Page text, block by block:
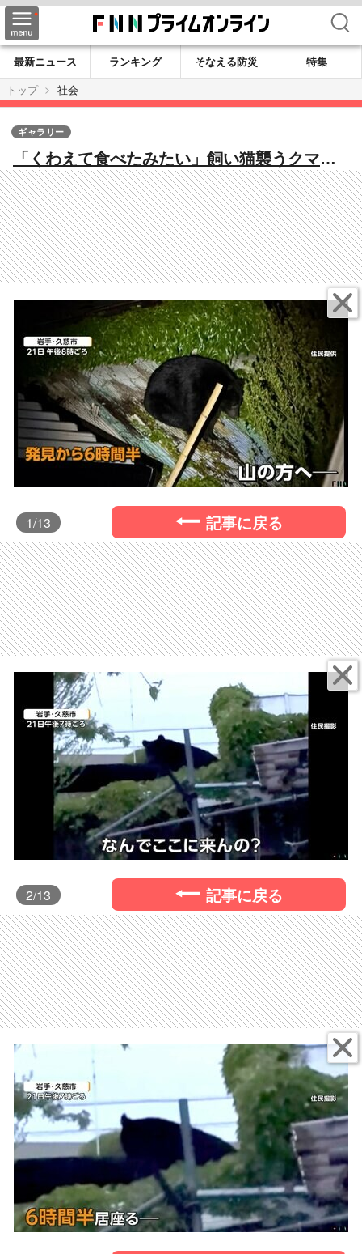
検索
最新ニュース ランキング そなえる防災
特集
トップ
社会
「くわえて食べたみたい」飼い猫襲うクマ
屋根の上に6時間半居座り サファリパーク周
辺に出没 クマよけスプレー不足の懸念も
ギャラリー
1/13 記事に戻る
2/13 記事に戻る